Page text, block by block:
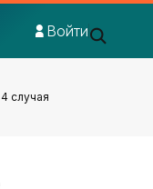
Войти
случая